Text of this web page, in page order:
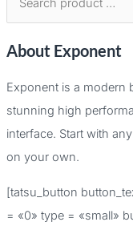
s
r
:
About Exponent
Exponent is a modern
stunning high
interface. Start with
on your own.
[tatsu_button
= «0» type = «small»